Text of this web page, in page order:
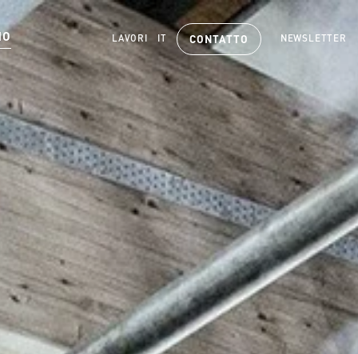
LAVORI IT CONTATTO NEWSLETTER